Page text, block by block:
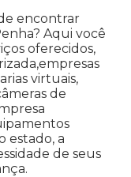
encontrar
Aqui você
oferecidos,
virtuais,
de
estado, a
de seus